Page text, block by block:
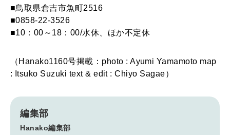
■鳥取県倉吉市魚町2516
■0858-22-3526
■10：00～18：00/水休、ほか不定休
（Hanako1160号掲載：photo : Ayumi Yamamoto map
: Itsuko Suzuki text & edit : Chiyo Sagae）
編集部
Hanako編集部